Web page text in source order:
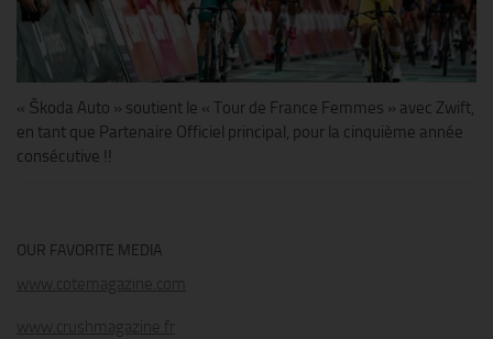
« Škoda Auto » soutient le « Tour de France Femmes » avec Zwift,
en tant que Partenaire Officiel principal, pour la cinquième année
consécutive !!
OUR FAVORITE MEDIA
www.cotemagazine.com
www.crushmagazine.fr